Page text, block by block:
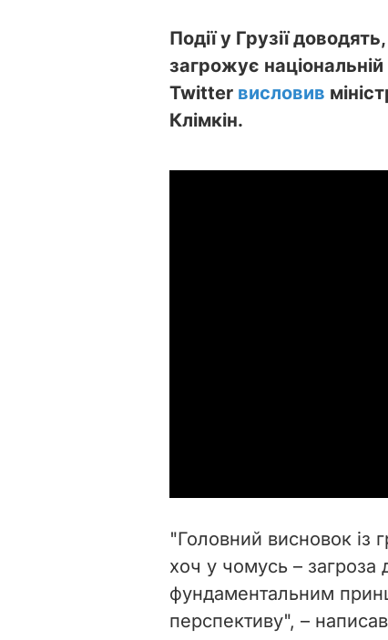
Події у Грузії
загрожує
Twitter висловив
Клімкін.
"Головний висновок із
хоч у чомусь – загроза
фундаментальним
перспективу", – написав